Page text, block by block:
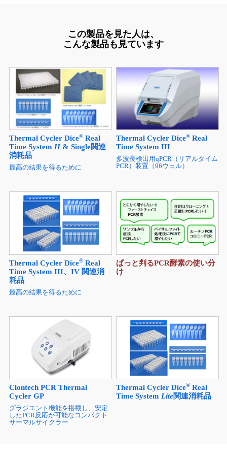
この製品を見た人は、
こんな製品も見ています
Thermal Cycler Dice®Real
Time System II& Single関連
消耗品
最高の結果を得るために
Thermal Cycler Dice® Real
Time System III
多波長検出用qPCR（リアルタイム
PCR）装置（96ウェル）
Thermal Cycler Dice®Real
Time System III、IV 関連消
耗品
最高の結果を得るために
ぱっと判るPCR酵素の使い分
け
Clontech PCR Thermal
Cycler GP
グラジエント機能を搭載し、安定
したPCR反応が可能なコンパクト
サーマルサイクラー
Thermal Cycler Dice® Real
Time System Lite関連消耗品